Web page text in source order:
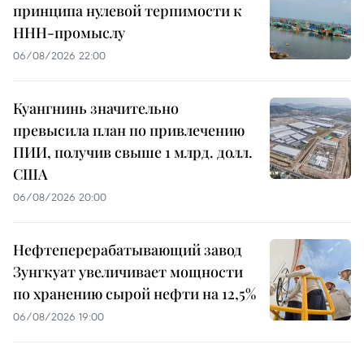
принципа нулевой терпимости к
ННН-промыслу
06/08/2026 22:00
Куангнинь значительно
превысила план по привлечению
ПИИ, получив свыше 1 млрд. долл.
США
06/08/2026 20:00
Нефтеперерабатывающий завод
Зунгкуат увеличивает мощности
по хранению сырой нефти на 12,5%
06/08/2026 19:00